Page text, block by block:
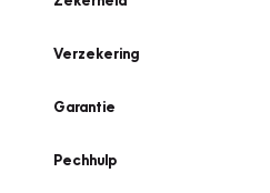
Verzekering
Garantie
Pechhulp